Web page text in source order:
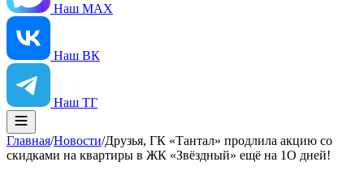
Наш MAX
Наш ВК
Наш ТГ
Главная/Новости/Друзья, ГК «Тантал» продлила акцию со
скидками на квартиры в ЖК «Звёздный» ещё на 1О дней!